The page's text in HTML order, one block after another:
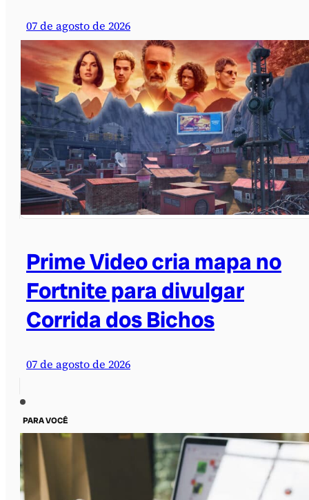
07 de agosto de 2026
Prime Video cria mapa no
Fortnite para divulgar
Corrida dos Bichos
07 de agosto de 2026
PARA VOCÊ